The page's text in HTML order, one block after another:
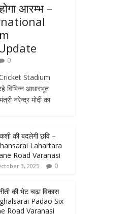
आरम्भ –
0
Stadium
विभिन्न आधारभूत
नरेन्द्र मोदी का
की बदलेगी छवि –
Lahartara
Road Varanasi
3, 2025 0
की भेट चढ़ा विकास
Padao Six
Road Varanasi